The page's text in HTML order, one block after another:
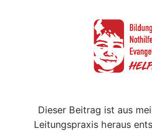
Dieser Beitrag ist aus
Leitungspraxis heraus